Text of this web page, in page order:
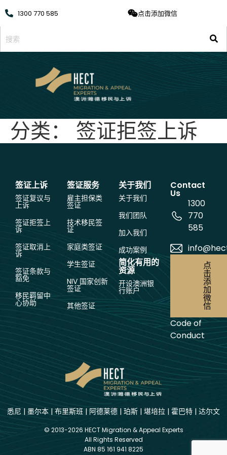
1300 770 585 点击添加微信
分类： 签证拒签上诉
签证上诉
签证复议与
上诉
签证拒签上
诉
签证取消上
诉
签证条款与
豁免
移民羁留中
心协助
签证服务
雇主担保类
签证
技术移民签
证
家庭类签证
学生签证
NIV 国家创新
签证
其他签证
关于我们
关于我们
我们团队
加入我们
成功案例
简化有用的
资源
开设澳洲银
行账户
Contact
Us
1300
770
585
点
击
添
加
微
信
Code of
Conduct
悉尼 | 墨尔本 | 布里斯班 | 阿德莱德 | 珀斯 | 堪培拉 | 霍巴特 | 达尔文
© 2013-2026 HECT Migration & Appeal Experts
All Rights Reserved
ABN 85 161 941 8225